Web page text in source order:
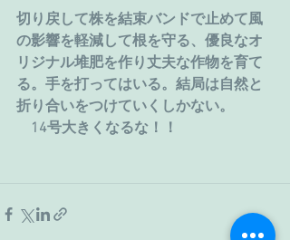
切り戻して株を結束バンドで止めて風
の影響を軽減して根を守る、優良なオ
リジナル堆肥を作り丈夫な作物を育て
る。手を打ってはいる。結局は自然と
折り合いをつけていくしかない。
14号大きくなるな！！